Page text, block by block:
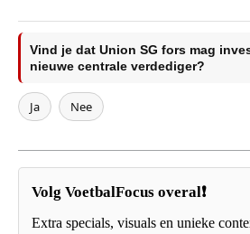
Vind je dat Union SG fors mag
nieuwe centrale verdediger?
Ja Nee
Volg VoetbalFocus overal❗
Extra specials, visuals en unieke